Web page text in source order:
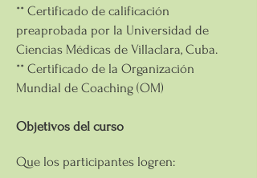
** Certificado de calificación
preaprobada por la Universidad de
Ciencias Médicas de Villaclara, Cuba.
** Certificado de la Organización
Mundial de Coaching (OM)
Objetivos del curso
Que los participantes logren: